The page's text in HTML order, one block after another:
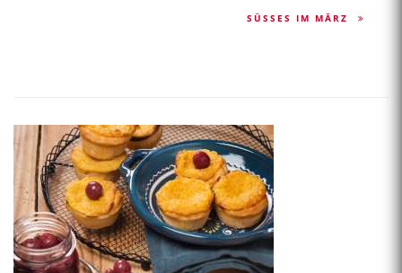
SÜSSES IM MÄRZ